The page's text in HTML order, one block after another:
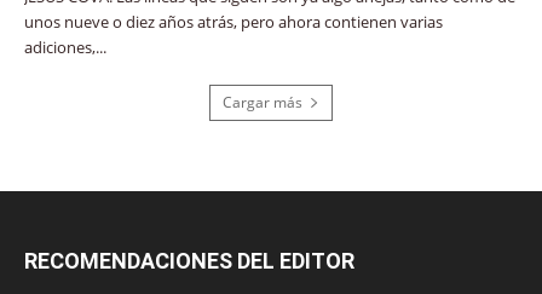
unos nueve o diez años atrás, pero ahora contienen varias
adiciones,...
Cargar más
RECOMENDACIONES DEL EDITOR